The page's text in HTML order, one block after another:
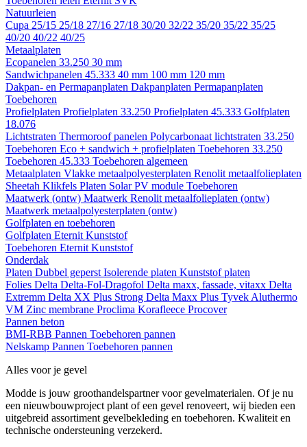
Natuurleien
Cupa 25/15 25/18 27/16 27/18 30/20 32/22 35/20 35/22 35/25
40/20 40/22 40/25
Metaalplaten
Ecopanelen 33.250 30 mm
Sandwichpanelen 45.333 40 mm 100 mm 120 mm
Dakpan- en Permapanplaten Dakpanplaten Permapanplaten
Toebehoren
Profielplaten Profielplaten 33.250 Profielplaten 45.333 Golfplaten
18.076
Lichtstraten Thermoroof panelen Polycarbonaat lichtstraten 33.250
Toebehoren Eco + sandwich + profielplaten Toebehoren 33.250
Toebehoren 45.333 Toebehoren algemeen
Metaalplaten Vlakke metaalpolyesterplaten Renolit metaalfolieplaten
Sheetah Klikfels Platen Solar PV module Toebehoren
Maatwerk (ontw) Maatwerk Renolit metaalfolieplaten (ontw)
Maatwerk metaalpolyesterplaten (ontw)
Golfplaten en toebehoren
Golfplaten Eternit Kunststof
Toebehoren Eternit Kunststof
Onderdak
Platen Dubbel geperst Isolerende platen Kunststof platen
Folies Delta Delta-Fol-Dragofol Delta maxx, fassade, vitaxx Delta
Extremm Delta XX Plus Strong Delta Maxx Plus Tyvek Aluthermo
VM Zinc membrane Proclima Korafleece Procover
Pannen beton
BMI-RBB Pannen Toebehoren pannen
Nelskamp Pannen Toebehoren pannen
Alles voor je gevel
Modde is jouw groothandelspartner voor gevelmaterialen. Of je nu
een nieuwbouwproject plant of een gevel renoveert, wij bieden een
uitgebreid assortiment gevelbekleding en toebehoren. Kwaliteit en
technische ondersteuning verzekerd.